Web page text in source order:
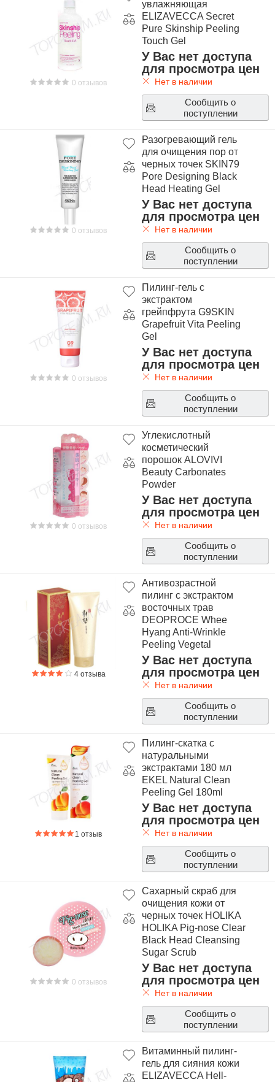
0 отзывов
увлажняющая
ELIZAVECCA Secret
Pure Skinship Peeling
Touch Gel
У Вас нет доступа
для просмотра цен
Нет в наличии
Сообщить о
поступлении
0 отзывов
Разогревающий гель
для очищения пор от
черных точек SKIN79
Pore Designing Black
Head Heating Gel
У Вас нет доступа
для просмотра цен
Нет в наличии
Сообщить о
поступлении
0 отзывов
Пилинг-гель с
экстрактом
грейпфрута G9SKIN
Grapefruit Vita Peeling
Gel
У Вас нет доступа
для просмотра цен
Нет в наличии
Сообщить о
поступлении
0 отзывов
Углекислотный
косметический
порошок ALOVIVI
Beauty Carbonates
Powder
У Вас нет доступа
для просмотра цен
Нет в наличии
Сообщить о
поступлении
4 отзыва
Антивозрастной
пилинг с экстрактом
восточных трав
DEOPROCE Whee
Hyang Anti-Wrinkle
Peeling Vegetal
У Вас нет доступа
для просмотра цен
Нет в наличии
Сообщить о
поступлении
1 отзыв
Пилинг-скатка с
натуральными
экстрактами 180 мл
EKEL Natural Clean
Peeling Gel 180ml
У Вас нет доступа
для просмотра цен
Нет в наличии
Сообщить о
поступлении
0 отзывов
Сахарный скраб для
очищения кожи от
черных точек HOLIKA
HOLIKA Pig-nose Clear
Black Head Cleansing
Sugar Scrub
У Вас нет доступа
для просмотра цен
Нет в наличии
Сообщить о
поступлении
Витаминный пилинг-
гель для сияния кожи
ELIZAVECCA Hell-